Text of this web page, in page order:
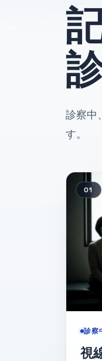
診察中
す。
01
診察
視